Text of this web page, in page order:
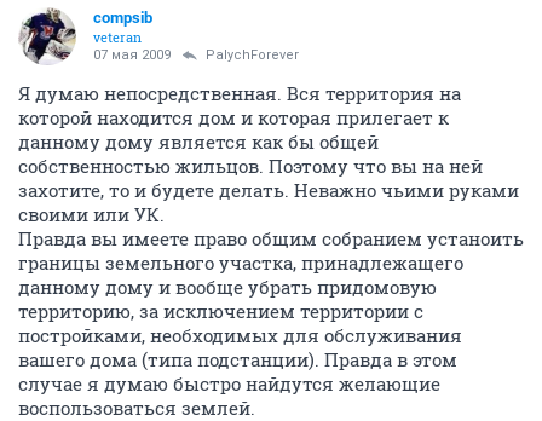
compsib
veteran
07 мая 2009 PalychForever
Я думаю непосредственная. Вся территория на
которой находится дом и которая прилегает к
данному дому является как бы общей
собственностью жильцов. Поэтому что вы на ней
захотите, то и будете делать. Неважно чьими руками
своими или УК.
Правда вы имеете право общим собранием устаноить
границы земельного участка, принадлежащего
данному дому и вообще убрать придомовую
территорию, за исключением территории с
постройками, необходимых для обслуживания
вашего дома (типа подстанции). Правда в этом
случае я думаю быстро найдутся желающие
воспользоваться землей.